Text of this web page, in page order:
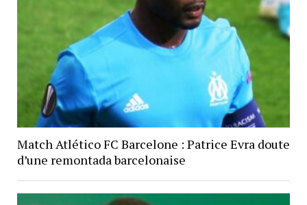
Match Atlético FC Barcelone : Patrice Evra doute
d’une remontada barcelonaise